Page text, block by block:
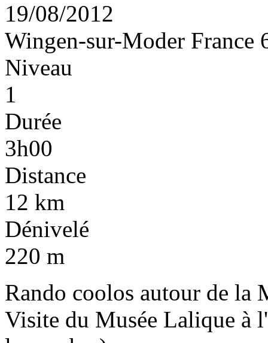
19/08/2012
Wingen-sur-Moder France
Niveau
1
Durée
3h00
Distance
12 km
Dénivelé
220 m
Rando coolos autour de la
Visite du Musée Lalique à